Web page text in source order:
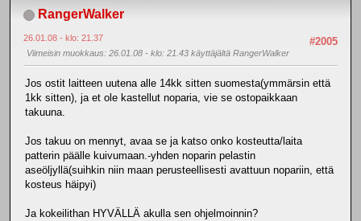
RangerWalker
#2005
26.01.08 - klo: 21.37
Viimeisin muokkaus: 26.01.08 - klo: 21.43 käyttäjältä RangerWalker
Jos ostit laitteen uutena alle 14kk sitten suomesta(ymmärsin että
1kk sitten), ja et ole kastellut noparia, vie se ostopaikkaan
takuuna.
Jos takuu on mennyt, avaa se ja katso onko kosteutta/laita
patterin päälle kuivumaan.-yhden noparin pelastin
aseöljyllä(suihkin niin maan perusteellisesti avattuun nopariin, että
kosteus häipyi)
Ja kokeilithan HYVÄLLÄ akulla sen ohjelmoinnin?